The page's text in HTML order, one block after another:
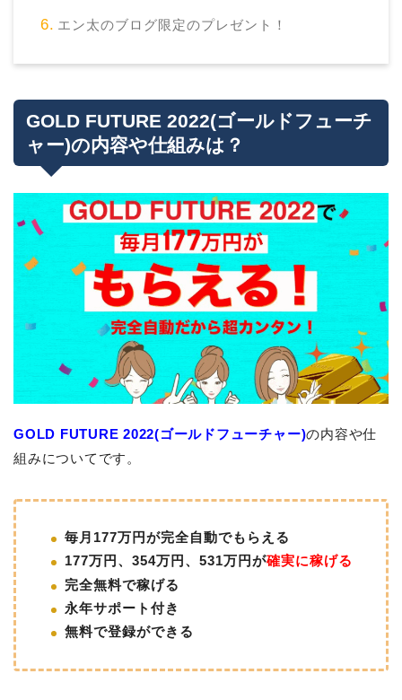
エン太のブログ限定のプレゼント！
GOLD FUTURE 2022(ゴールドフューチ
ャー)の内容や仕組みは？
GOLD FUTURE 2022(ゴールドフューチャー)の内容や仕
組みについてです。
毎月177万円が完全自動でもらえる
177万円、354万円、531万円が確実に稼げる
完全無料で稼げる
永年サポート付き
無料で登録ができる